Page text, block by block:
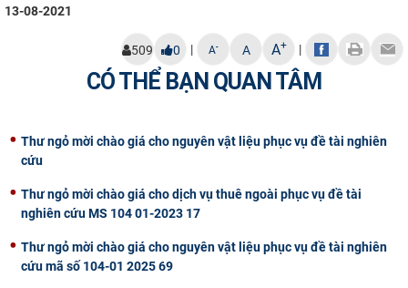
ĐÀO TẠO
ĐẢM BẢO CHẤT LƯỢNG
HTQT
CỰU NGƯỜI HỌC
13-08-2021
509 0 | A- A A+ |
CÓ THỂ BẠN QUAN TÂM
Thư ngỏ mời chào giá cho nguyên vật liệu phục vụ đề tài nghiên
cứu
Thư ngỏ mời chào giá cho dịch vụ thuê ngoài phục vụ đề tài
nghiên cứu MS 104 01-2023 17
Thư ngỏ mời chào giá cho nguyên vật liệu phục vụ đề tài nghiên
cứu mã số 104-01 2025 69